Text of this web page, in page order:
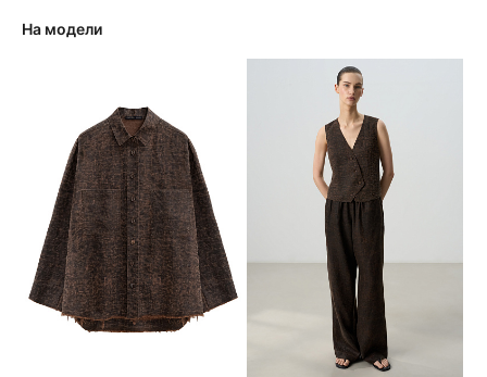
На модели